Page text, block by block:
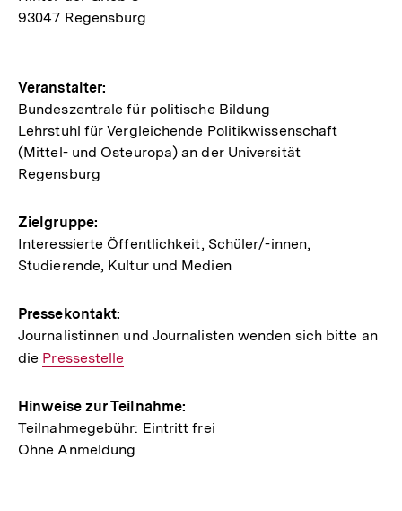
Veranstaltung
93047 Regensburg
Veranstalter:
Bundeszentrale für politische Bildung
Lehrstuhl für Vergleichende Politikwissenschaft
(Mittel- und Osteuropa) an der Universität
Regensburg
Zielgruppe:
Interessierte Öffentlichkeit, Schüler/-innen,
Studierende, Kultur und Medien
Pressekontakt:
Journalistinnen und Journalisten wenden sich bitte an
die Interner
Pressestelle
Hinweise zur Teilnahme:
Teilnahmegebühr: Eintritt frei
Ohne Anmeldung